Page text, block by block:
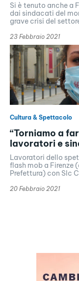
Si è tenuto anche a
dai sindacati del
grave crisi del
23 Febbraio 2021
Cultura & Spettacolo
“Torniamo a
lavoratori e
Lavoratori dello
flash mob a Firenze
Prefettura) con Slc
20 Febbraio 2021